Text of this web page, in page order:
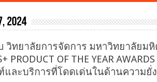
2024
วิทยาลัยการจัดการ มหาวิทยาลัยม
PRODUCT OF THE YEAR
ละบริการที่โดดเด่นในด้านความยั่